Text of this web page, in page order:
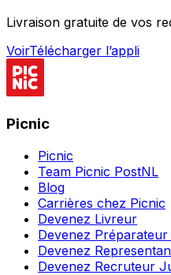
Livraison gratuite de vos
VoirTélécharger l’appli
Picnic
Picnic
Team Picnic PostNL
Blog
Carrières chez Picnic
Devenez Livreur
Devenez Préparateur
Devenez
Devenez Recruteur